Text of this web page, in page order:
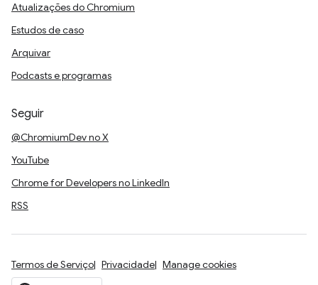
Atualizações do Chromium
Estudos de caso
Arquivar
Podcasts e programas
Seguir
@ChromiumDev no X
YouTube
Chrome for Developers no LinkedIn
RSS
Termos de Serviço Privacidade Manage cookies